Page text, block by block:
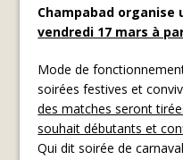
Champabad organise
vendredi 17 mars à
Mode de
soirées festives et
des matches seront
souhait débutants et
Qui dit soirée de